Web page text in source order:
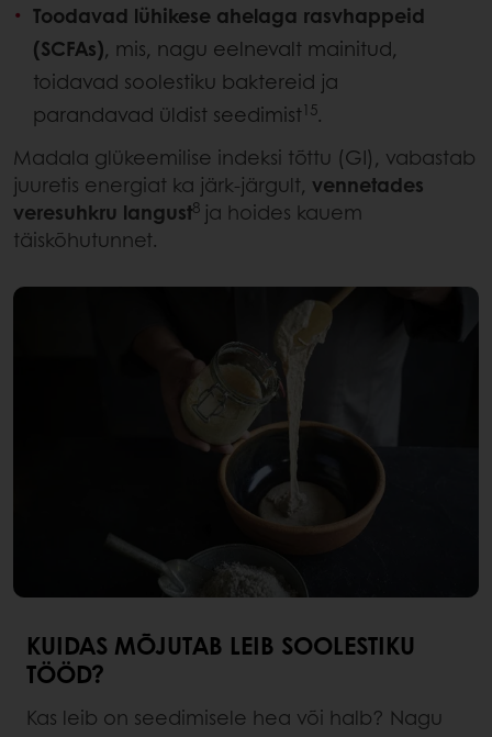
Toodavad lühikese ahelaga rasvhappeid
(SCFAs), mis, nagu eelnevalt mainitud,
toidavad soolestiku baktereid ja
parandavad üldist seedimist15.
Madala glükeemilise indeksi tõttu (GI), vabastab
juuretis energiat ka järk-järgult, vennetades
veresuhkru langust8 ja hoides kauem
täiskõhutunnet.
KUIDAS MÕJUTAB LEIB SOOLESTIKU
TÖÖD?
Kas leib on seedimisele hea või halb? Nagu